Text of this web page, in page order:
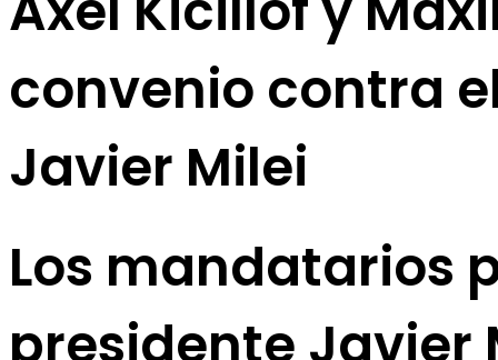
convenio contra
Javier Milei
Los mandatarios
presidente Javier